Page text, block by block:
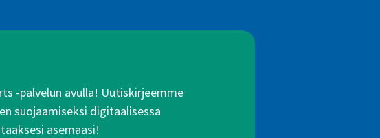
-palvelun avulla! Uutiskirjeemme
suojaamiseksi digitaalisessa
asemaasi!